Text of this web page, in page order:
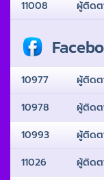
11008 ผู้ติดต
10977
ผู้ติดต
10978
ผู้ติดต
10993
ผู้ติดต
11026
ผู้ติดต